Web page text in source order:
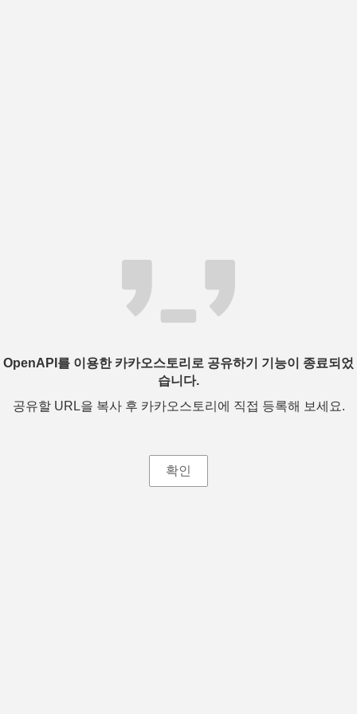
OpenAPI를 이용한 카카오스토리로 공유하기 기능이 종료되었
습니다.
공유할 URL을 복사 후 카카오스토리에 직접 등록해 보세요.
확인